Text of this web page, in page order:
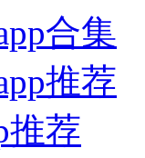
合集
推荐
推荐